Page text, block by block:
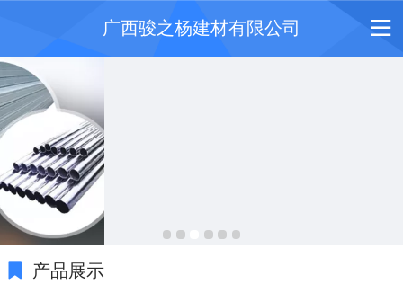
广西骏之杨建材有限公司
产品展示